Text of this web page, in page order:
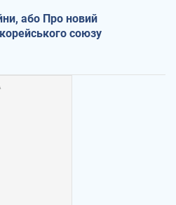
або Про новий
союзу